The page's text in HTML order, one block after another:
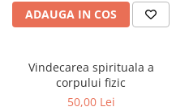
Dezvoltare personala
Enciclopedii
Kids Book Club
ADAUGA IN COS
Vindecarea spirituala a
corpului fizic
50,00 Lei